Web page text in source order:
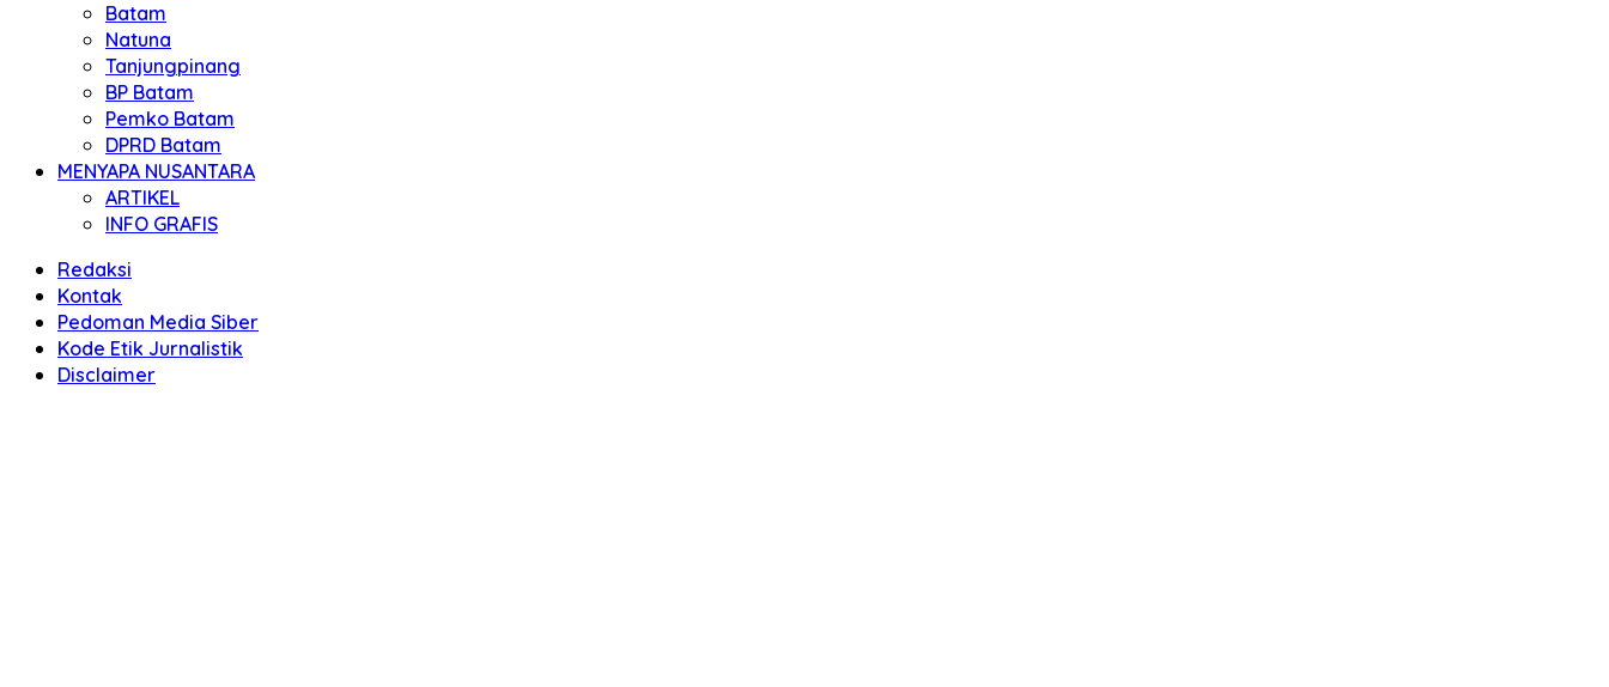
Batam
Natuna
Tanjungpinang
BP Batam
Pemko Batam
DPRD Batam
MENYAPA NUSANTARA
ARTIKEL
INFO GRAFIS
Redaksi
Kontak
Pedoman Media Siber
Kode Etik Jurnalistik
Disclaimer